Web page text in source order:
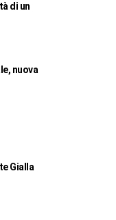
di un
nuova
Gialla